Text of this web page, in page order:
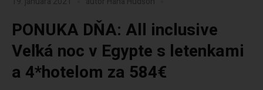
PONUKA DŇA: All inclusive
Veľká noc v Egypte s letenkami
a 4*hotelom za 584€